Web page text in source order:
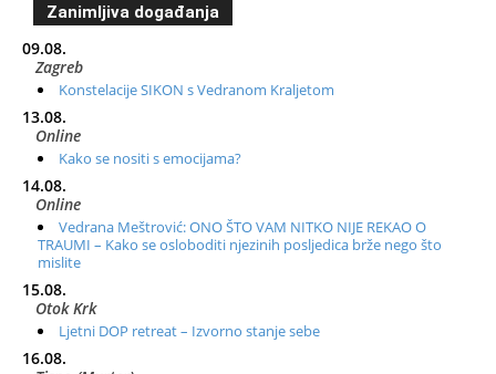
Zanimljiva događanja
09.08.
Zagreb
Konstelacije SIKON s Vedranom Kraljetom
13.08.
Online
Kako se nositi s emocijama?
14.08.
Online
Vedrana Meštrović: ONO ŠTO VAM NITKO NIJE REKAO O
TRAUMI – Kako se osloboditi njezinih posljedica brže nego što
mislite
15.08.
Otok Krk
Ljetni DOP retreat – Izvorno stanje sebe
16.08.